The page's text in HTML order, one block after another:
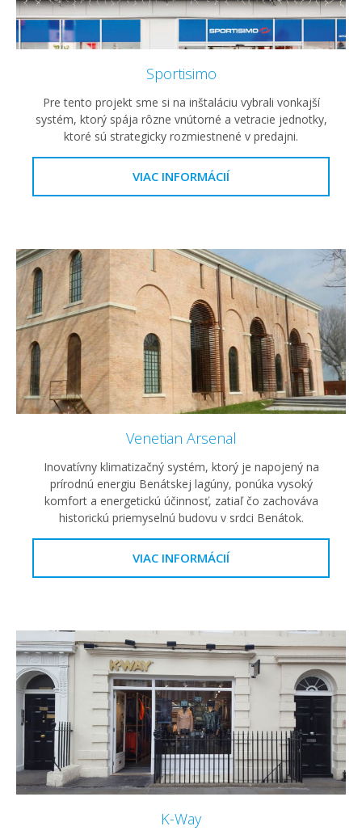
Sportisimo
Pre tento projekt sme si na inštaláciu vybrali vonkajší
systém, ktorý spája rôzne vnútorné a vetracie jednotky,
ktoré sú strategicky rozmiestnené v predajni.
VIAC INFORMÁCIÍ
Venetian Arsenal
Inovatívny klimatizačný systém, ktorý je napojený na
prírodnú energiu Benátskej lagúny, ponúka vysoký
komfort a energetickú účinnosť, zatiaľ čo zachováva
historickú priemyselnú budovu v srdci Benátok.
VIAC INFORMÁCIÍ
K-Way